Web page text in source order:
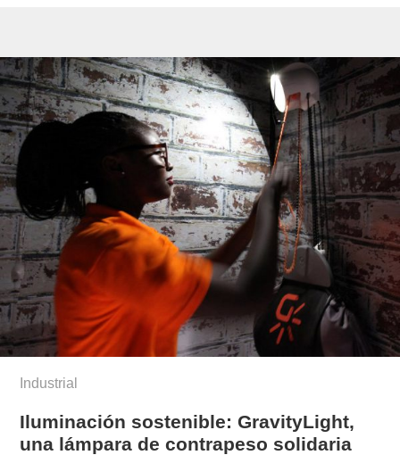
Industrial
Iluminación sostenible: GravityLight,
una lámpara de contrapeso solidaria